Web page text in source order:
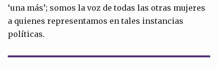
‘una más’; somos la voz de todas las otras mujeres
a quienes representamos en tales instancias
políticas.